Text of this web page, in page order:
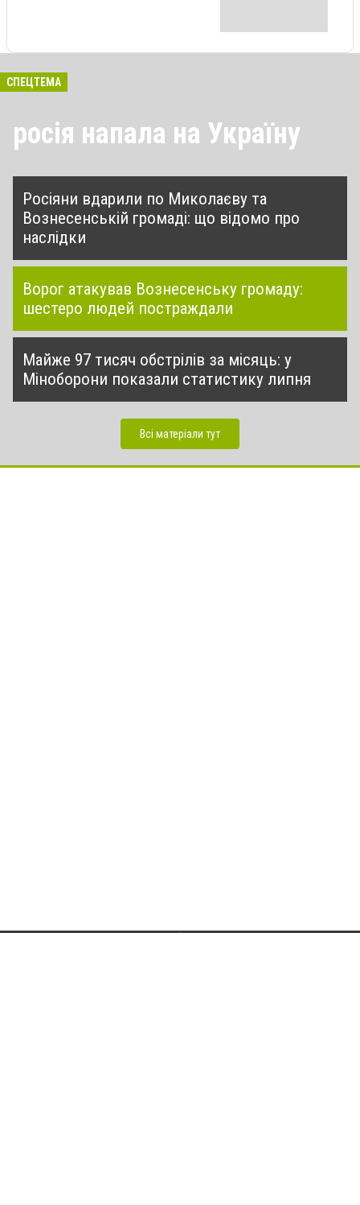
СПЕЦТЕМА
росія напала на Україну
Росіяни вдарили по Миколаєву та
Вознесенській громаді: що відомо про
наслідки
Ворог атакував Вознесенську громаду:
шестеро людей постраждали
Майже 97 тисяч обстрілів за місяць: у
Міноборони показали статистику липня
Всі матеріали тут